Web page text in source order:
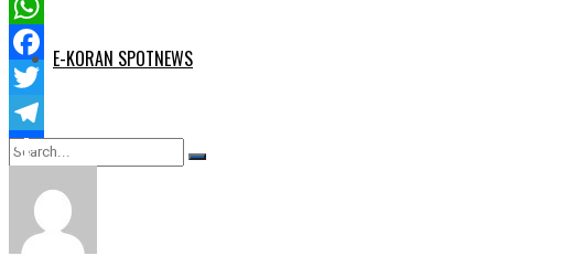
E-KORAN SPOTNEWS
No Result
WhatsApp
Facebook
Twitter
Telegram
Share